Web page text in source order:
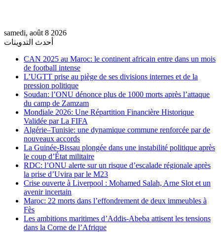
samedi, août 8 2026
أحدث التدوينات
CAN 2025 au Maroc: le continent africain entre dans un mois
de football intense
L’UGTT prise au piège de ses divisions internes et de la
pression politique
Soudan: l’ONU dénonce plus de 1000 morts après l’attaque
du camp de Zamzam
Mondiale 2026: Une Répartition Financière Historique
Validée par La FIFA
Algérie–Tunisie: une dynamique commune renforcée par de
nouveaux accords
La Guinée-Bissau plongée dans une instabilité politique après
le coup d’État militaire
RDC: l’ONU alerte sur un risque d’escalade régionale après
la prise d’Uvira par le M23
Crise ouverte à Liverpool : Mohamed Salah, Arne Slot et un
avenir incertain
Maroc: 22 morts dans l’effondrement de deux immeubles à
Fès
Les ambitions maritimes d’Addis-Abeba attisent les tensions
dans la Corne de l’Afrique